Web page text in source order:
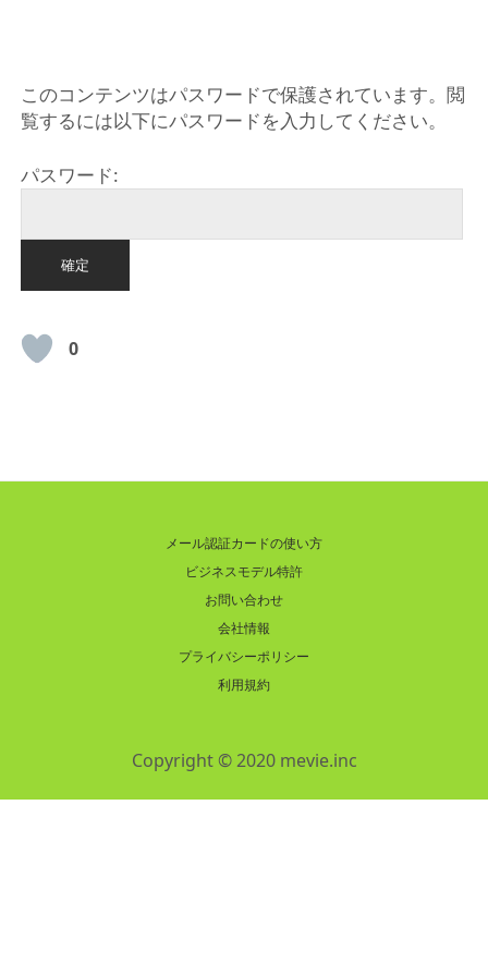
このコンテンツはパスワードで保護されています。閲
覧するには以下にパスワードを入力してください。
パスワード:
0
メール認証カードの使い方
ビジネスモデル特許
お問い合わせ
会社情報
プライバシーポリシー
利用規約
Copyright © 2020 mevie.inc